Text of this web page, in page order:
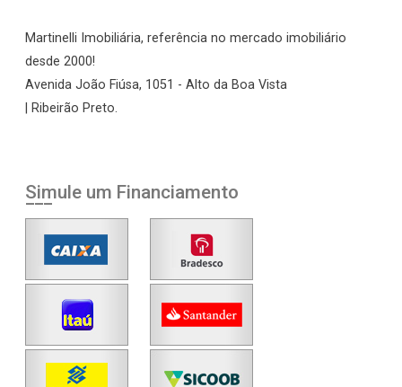
Martinelli Imobiliária, referência no mercado imobiliário
desde 2000!
Avenida João Fiúsa, 1051 - Alto da Boa Vista
| Ribeirão Preto.
Simule um Financiamento